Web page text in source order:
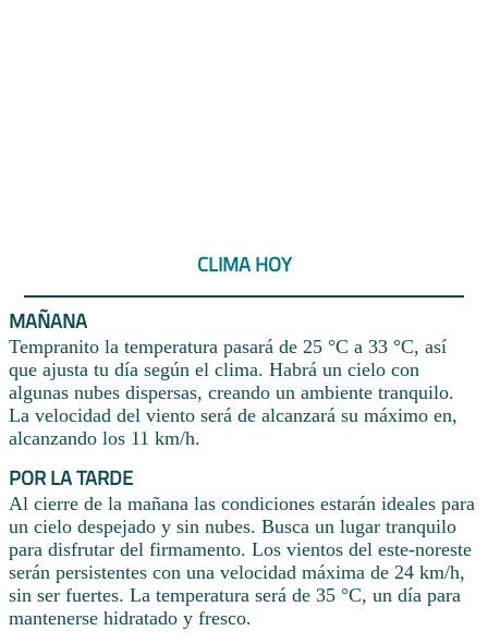
CLIMA HOY
MAÑANA
Tempranito la temperatura pasará de 25 °C a 33 °C, así
que ajusta tu día según el clima. Habrá un cielo con
algunas nubes dispersas, creando un ambiente tranquilo.
La velocidad del viento será de alcanzará su máximo en,
alcanzando los 11 km/h.
POR LA TARDE
Al cierre de la mañana las condiciones estarán ideales para
un cielo despejado y sin nubes. Busca un lugar tranquilo
para disfrutar del firmamento. Los vientos del este-noreste
serán persistentes con una velocidad máxima de 24 km/h,
sin ser fuertes. La temperatura será de 35 °C, un día para
mantenerse hidratado y fresco.